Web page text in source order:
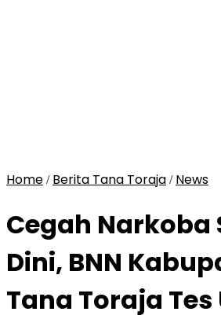
Home / Berita Tana Toraja / News
Cegah Narkoba
Dini, BNN
Tana Toraja